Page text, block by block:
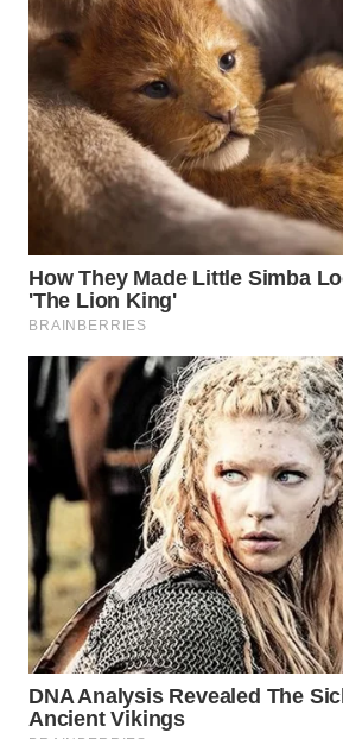
WN
LIKUPANG
WN
LABUANBAJO
WN
BORNEO
Wahana
Media
Group
WAHANA
NEWS
WAHANA
TANI
WAHANA
ADVOKAT
WAHANA
INFRASTRUKTUR
WAHANA